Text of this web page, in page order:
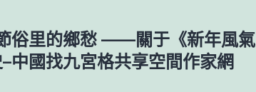
俗里的鄉愁 ——關于《新年風氣
中國找九宮格共享空間作家網